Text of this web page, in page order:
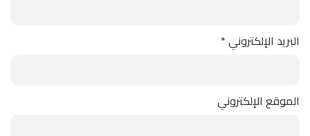
البريد الإلكتروني*
الموقع الإلكتروني